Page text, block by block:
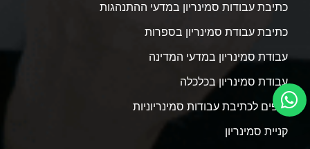
כתיבת עבודות סמינריון במדעי ההתנהגות
כתיבת עבודת סמינריון בספרות
עבודת סמינריון במדעי המדינה
עבודת סמינריון בכלכלה
טיפים לכתיבת עבודות סמינריוניות
קניית סמינריון